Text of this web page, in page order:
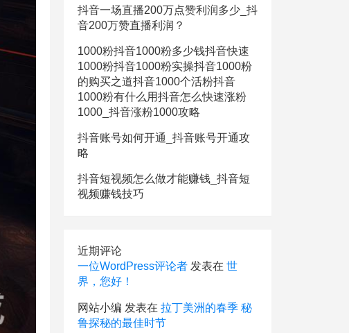
抖音一场直播200万点赞利润多少_抖
音200万赞直播利润？
1000粉抖音1000粉多少钱抖音快速
1000粉抖音1000粉实操抖音1000粉
的购买之道抖音1000个活粉抖音
1000粉有什么用抖音怎么快速涨粉
1000_抖音涨粉1000攻略
抖音账号如何开通_抖音账号开通攻
略
抖音短视频怎么做才能赚钱_抖音短
视频赚钱技巧
近期评论
一位WordPress评论者 发表在 世
界，您好！
网站小编 发表在 拉丁美洲的春季 秘
鲁探秘的最佳时节